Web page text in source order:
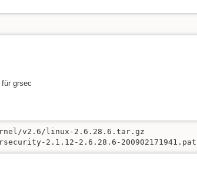
grsec
v2.6/linux-2.6.28.6.tar.gz
2.1.12-2.6.28.6-